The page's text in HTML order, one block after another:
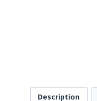
Description